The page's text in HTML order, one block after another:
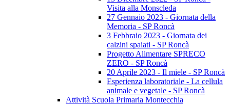
Visita alla Monscleda
27 Gennaio 2023 - Giornata della
Memoria - SP Roncà
3 Febbraio 2023 - Giornata dei
calzini spaiati - SP Roncà
Progetto Alimentare SPRECO
ZERO - SP Roncà
20 Aprile 2023 - Il miele - SP Roncà
Esperienza laboratoriale - La cellula
animale e vegetale - SP Roncà
Attività Scuola Primaria Montecchia